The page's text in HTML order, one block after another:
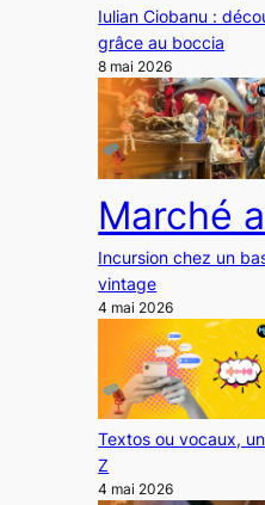
Iulian Ciobanu :
grâce au boccia
8 mai 2026
Marché
Incursion chez un
vintage
4 mai 2026
Textos ou vocaux,
Z
4 mai 2026